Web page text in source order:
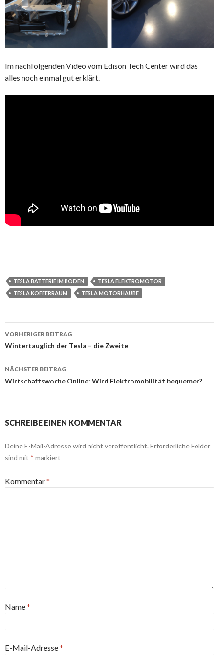
Im nachfolgenden Video vom Edison Tech Center wird das
alles noch einmal gut erklärt.
TESLA BATTERIE IM BODEN
TESLA ELEKTROMOTOR
TESLA KOFFERRAUM
TESLA MOTORHAUBE
Beitrags-
Navigation
VORHERIGER BEITRAG
Wintertauglich der Tesla – die Zweite
NÄCHSTER BEITRAG
Wirtschaftswoche Online: Wird Elektromobilität bequemer?
SCHREIBE EINEN KOMMENTAR
Deine E-Mail-Adresse wird nicht veröffentlicht. Erforderliche Felder
sind mit * markiert
Kommentar*
Name*
E-Mail-Adresse*